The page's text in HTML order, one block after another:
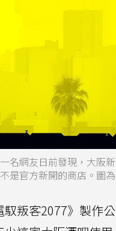
名網友日前發現，大阪
是官方新開的商店。圖
馭叛客2077》製作